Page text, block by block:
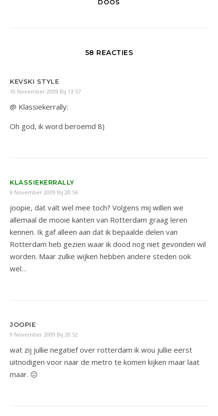
DOOS
58 REACTIES
KEVSKI STYLE
10 November 2009 Bij 13:57
@ Klassiekerrally:
Oh god, ik word beroemd 8)
KLASSIEKERRALLY
9 November 2009 Bij 20:56
joopie, dat valt wel mee toch? Volgens mij willen we
allemaal de mooie kanten van Rotterdam graag leren
kennen. Ik gaf alleen aan dat ik bepaalde delen van
Rotterdam heb gezien waar ik dood nog niet gevonden wil
worden. Maar zulke wijken hebben andere steden ook
wel…
JOOPIE
9 November 2009 Bij 20:52
wat zij jullie negatief over rotterdam ik wou jullie eerst
uitnodigen voor naar de metro te komen kijken maar laat
maar. 😐